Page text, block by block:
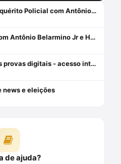
Cadeia de Custódia no Inquérito Policial com Antônio Belarmino Jr.
Colaboração Premiada com Antônio Belarmino Jr e Henrique Tremura
Muro do contraditório nas provas digitais - acesso integral aos dados brutos
news e eleições
de ajuda?